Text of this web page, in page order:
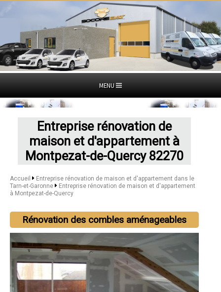
MENU
Entreprise rénovation de
maison et d'appartement à
Montpezat-de-Quercy 82270
Accueil
Entreprise rénovation de maison et d'appartement dans le
Tarn-et-Garonne
Entreprise rénovation de maison et d'appartement
à Montpezat-de-Quercy
Rénovation des combles aménageables